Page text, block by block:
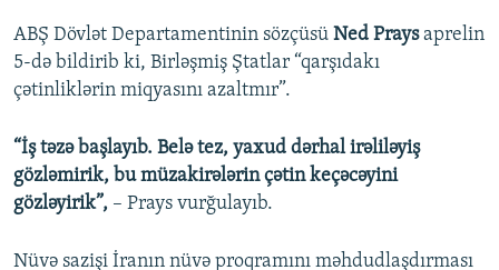
720p 1080p
ABŞ Dövlət Departamentinin sözçüsü Ned Praysaprelin
5-də bildirib ki, Birləşmiş Ştatlar “qarşıdakı
çətinliklərin miqyasını azaltmır”.
“İş təzə başlayıb. Belə tez, yaxud dərhal irəliləyiş
gözləmirik, bu müzakirələrin çətin keçəcəyini
gözləyirik”, – Prays vurğulayıb.
Nüvə sazişi İranın nüvə proqramını məhdudlaşdırması